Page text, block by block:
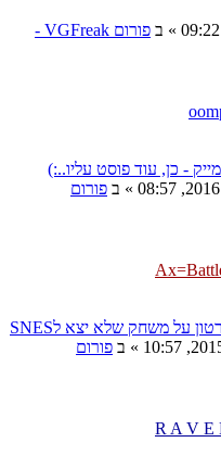
» ב
פורום VGFreak -
- כן, עוד פוסט עליו..:)
» ב פורום
» ב פורום
R A V E